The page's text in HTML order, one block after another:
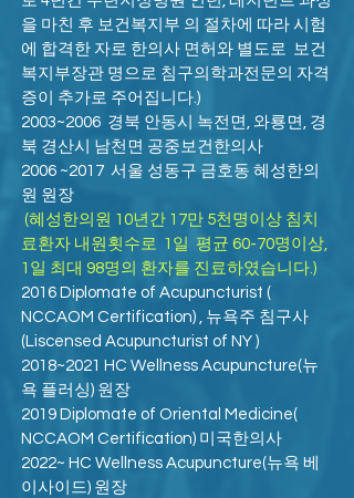
을 마친 후 보건복지부 의 절차에 따라 시험
에 합격한 자로 한의사 면허와 별도로 보건
복지부장관 명으로 침구의학과전문의 자격
증이 추가로 주어집니다.)
2003~2006 경북 안동시 녹전면, 와룡면, 경
북 경산시 남천면 공중보건한의사
2006 ~2017 서울 성동구 금호동 혜성한의
원 원장
(혜성한의원 10년간 17만 5천명이상 침치
료환자 내원횟수로 1일 평균 60-70명이상,
1일 최대 98명의 환자를 진료하였습니다.)
2016 Diplomate of Acupuncturist (
NCCAOM Certification) , 뉴욕주 침구사
(Liscensed Acupuncturist of NY )
2018~2021 HC Wellness Acupuncture(뉴
욕 플러싱) 원장
2019 Diplomate of Oriental Medicine(
NCCAOM Certification) 미국한의사
2022~ HC Wellness Acupuncture(뉴욕 베
이사이드) 원장